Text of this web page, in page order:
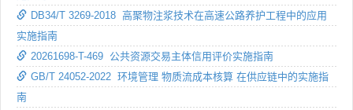
DB34/T 3269-2018 高聚物注浆技术在高速公路养护工程中的应用
实施指南
20261698-T-469 公共资源交易主体信用评价实施指南
GB/T 24052-2022 环境管理 物质流成本核算 在供应链中的实施指
南